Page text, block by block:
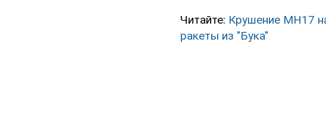
Читайте: Крушение MH17
ракеты из "Бука"